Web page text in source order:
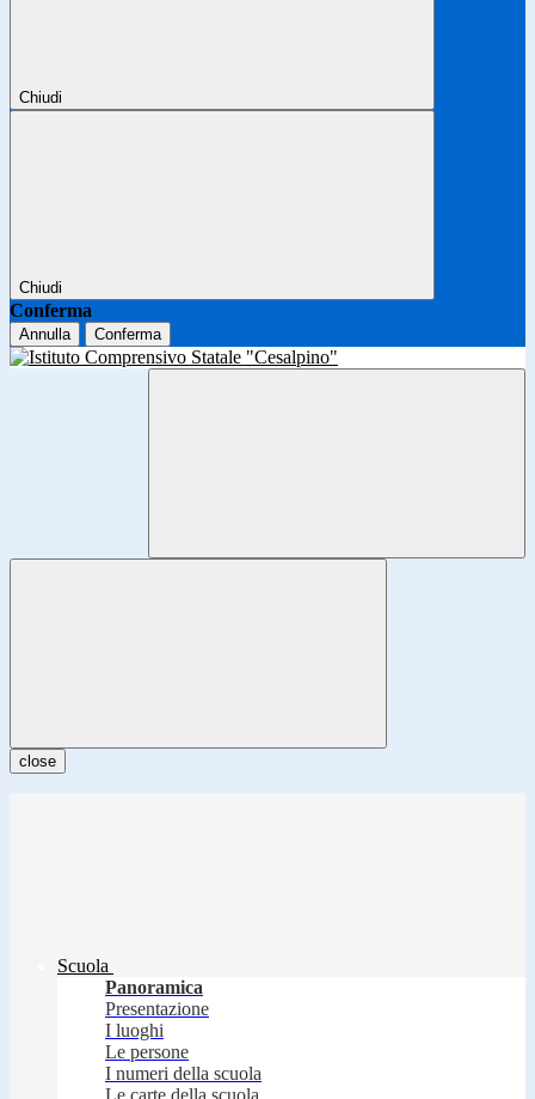
Chiudi
Chiudi
Conferma
Annulla Conferma
close
Scuola
Panoramica
Presentazione
I luoghi
Le persone
I numeri della scuola